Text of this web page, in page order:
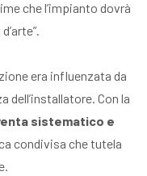
che l’impianto dovrà
era influenzata da
dell’installatore. Con la
sistematico e
condivisa che tutela